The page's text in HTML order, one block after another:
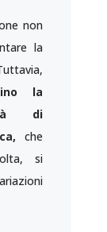
non
la
la
di
che
si